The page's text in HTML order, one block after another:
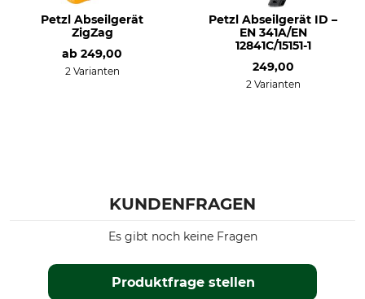
Petzl Abseilgerät
ZigZag
ab 249,00
2 Varianten
Petzl Abseilgerät ID –
EN 341A/EN
12841C/15151-1
249,00
2 Varianten
KUNDENFRAGEN
Produktfrage stellen
Es gibt noch keine Fragen